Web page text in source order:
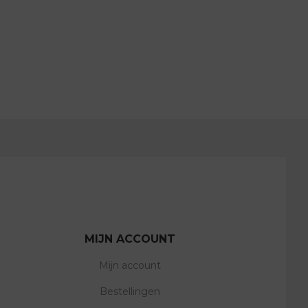
MIJN ACCOUNT
Mijn account
Bestellingen